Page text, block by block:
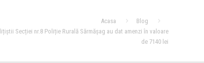
Acasa
Blog
Secției nr.8 Poliție Rurală Sărmășag au dat amenzi în valoare
de 7140 lei